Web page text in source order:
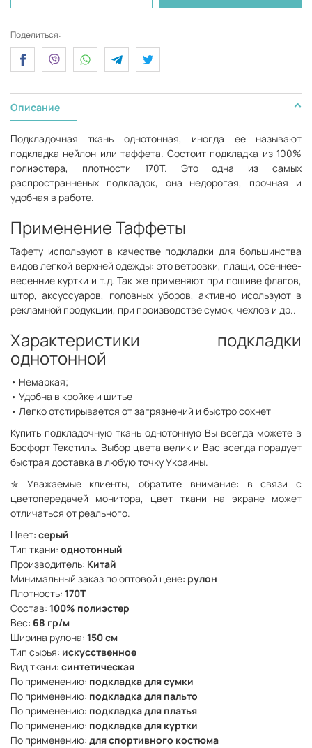
Поделиться:
Описание
Подкладочная ткань однотонная, иногда ее называют
подкладка нейлон или таффета. Состоит подкладка из 100%
полиэстера, плотности 170Т. Это одна из самых
распространненых подкладок, она недорогая, прочная и
удобная в работе.
Применение Таффеты
Тафету используют в качестве подкладки для большинства
видов легкой верхней одежды: это ветровки, плащи, осеннее-
весенние куртки и т.д. Так же применяют при пошиве флагов,
штор, аксуссуаров, головных уборов, активно исользуют в
рекламной продукции, при производстве сумок, чехлов и др..
Характеристики подкладки
однотонной
• Немаркая;
• Удобна в кройке и шитье
• Легко отстирывается от загрязнений и быстро сохнет
Купить подкладочную ткань однотонную Вы всегда можете в
Босфорт Текстиль. Выбор цвета велик и Вас всегда порадует
быстрая доставка в любую точку Украины.
✮ Уважаемые клиенты, обратите внимание: в связи с
цветопередачей монитора, цвет ткани на экране может
отличаться от реального.
Цвет: серый
Тип ткани: однотонный
Производитель: Китай
Минимальный заказ по оптовой цене: рулон
Плотность: 170Т
Состав: 100% полиэстер
Вес: 68 гр/м
Ширина рулона: 150 см
Тип сырья: искусственное
Вид ткани: синтетическая
По применению: подкладка для сумки
По применению: подкладка для пальто
По применению: подкладка для платья
По применению: подкладка для куртки
По применению: для спортивного костюма